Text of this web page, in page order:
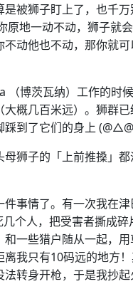
被狮子盯上了，也千
地一动不动，狮子就
动他也不动，那你就
博茨瓦纳）工作的时
概几百米远）。狮群
到了它们的身上
狮子的「上前推搡」
事情了。有一次我在
个人，把受害者撕成碎
一些猎户随从一起，
我只有10码远的地方！
转身开枪，于是我抄